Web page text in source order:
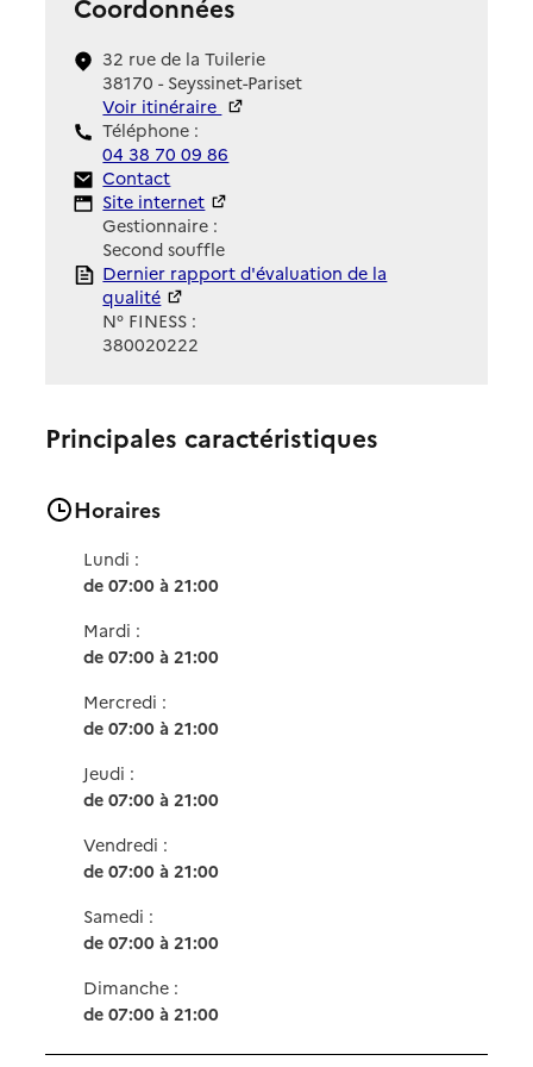
32 rue de la Tuilerie
38170 - Seyssinet-Pariset
Voir itinéraire
Téléphone :
04 38 70 09 86
Contact
Contact
Site Internet
Site internet
Gestionnaire :
Second souffle
Rapport HAS
Dernier rapport d'évaluation de la
qualité
N° FINESS :
380020222
Principales caractéristiques
Horaires
Lundi :
de 07:00 à 21:00
Mardi :
de 07:00 à 21:00
Mercredi :
de 07:00 à 21:00
Jeudi :
de 07:00 à 21:00
Vendredi :
de 07:00 à 21:00
Samedi :
de 07:00 à 21:00
Dimanche :
de 07:00 à 21:00